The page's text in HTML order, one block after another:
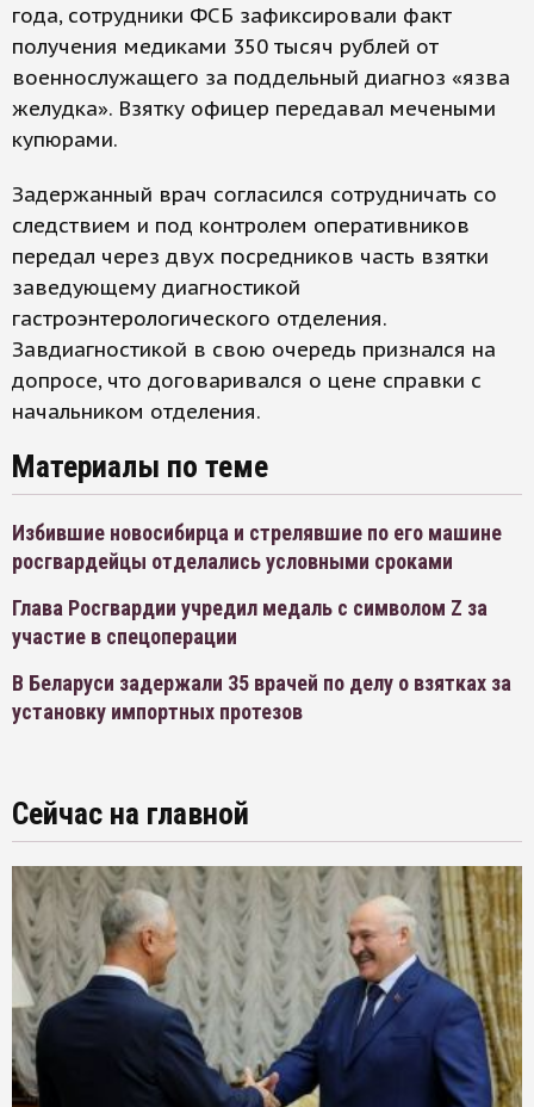
года, сотрудники ФСБ зафиксировали факт
получения медиками 350 тысяч рублей от
военнослужащего за поддельный диагноз «язва
желудка». Взятку офицер передавал мечеными
купюрами.
Задержанный врач согласился сотрудничать со
следствием и под контролем оперативников
передал через двух посредников часть взятки
заведующему диагностикой
гастроэнтерологического отделения.
Завдиагностикой в свою очередь признался на
допросе, что договаривался о цене справки с
начальником отделения.
Материалы по теме
Избившие новосибирца и стрелявшие по его машине
росгвардейцы отделались условными сроками
Глава Росгвардии учредил медаль с символом Z за
участие в спецоперации
В Беларуси задержали 35 врачей по делу о взятках за
установку импортных протезов
Сейчас на главной